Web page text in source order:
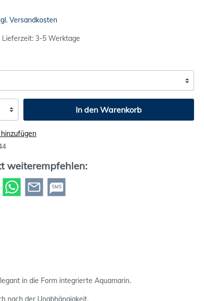
Versandkosten
3-5 Werktage
In den Warenkorb
weiterempfehlen:
SMS
in die Form integrierte Aquamarin.
nach der Unabhängigkeit.